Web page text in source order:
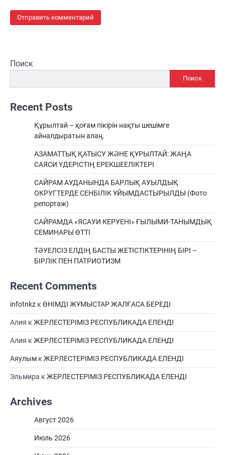
Поиск
Поиск
Recent Posts
Құрылтай – қоғам пікірін нақты шешімге
айналдыратын алаң.
АЗАМАТТЫҚ ҚАТЫСУ ЖӘНЕ ҚҰРЫЛТАЙ: ЖАҢА
САЯСИ ҮДЕРІСТІҢ ЕРЕКШEЕЛІКТЕРІ
САЙРАМ АУДАНЫНДА БАРЛЫҚ АУЫЛДЫҚ
ОКРУГТЕРДЕ СЕНБІЛІК ҰЙЫМДАСТЫРЫЛДЫ (Фото
репортаж)
САЙРАМДА «ЯСАУИ КЕРУЕНІ» ҒЫЛЫМИ-ТАНЫМДЫҚ
СЕМИНАРЫ ӨТТІ
ТӘУЕЛСІЗ ЕЛДІҢ БАСТЫ ЖЕТІСТІКТЕРІНІҢ БІРІ –
БІРЛІК ПЕН ПАТРИОТИЗМ
Recent Comments
infotnkz к ӨНІМДІ ЖҰМЫСТАР ЖАЛҒАСА БЕРЕДІ
Алия к ЖЕРЛЕСТЕРІМІЗ РЕСПУБЛИКАДА ЕЛЕНДІ
Алия к ЖЕРЛЕСТЕРІМІЗ РЕСПУБЛИКАДА ЕЛЕНДІ
Аяулым к ЖЕРЛЕСТЕРІМІЗ РЕСПУБЛИКАДА ЕЛЕНДІ
Эльмира к ЖЕРЛЕСТЕРІМІЗ РЕСПУБЛИКАДА ЕЛЕНДІ
Archives
Август 2026
Июль 2026